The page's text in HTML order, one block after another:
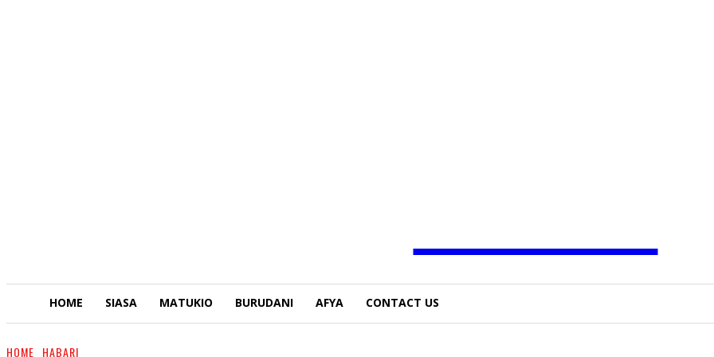
HOME SIASA MATUKIO BURUDANI AFYA CONTACT US
HOME HABARI